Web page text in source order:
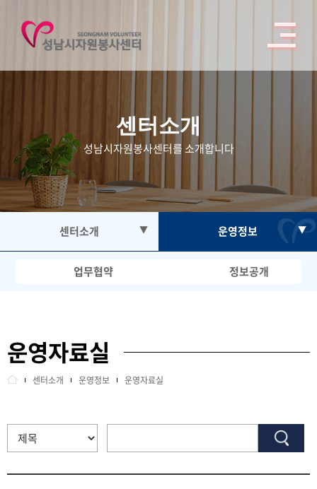
센터소개
성남시자원봉사센터를 소개합니다
센터소개 ▼
자원봉사
교육안내
정보센터
인센티브
운영정보 ▼
인사말
조직/직원정보
업무협약 정보공개
운영자료실
센터소개 운영정보 운영자료실